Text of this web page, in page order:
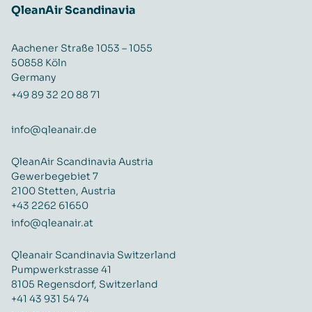
QleanAir Scandinavia
Aachener Straße 1053 – 1055
50858 Köln
Germany
+49 89 32 20 88 71
info@qleanair.de
QleanAir Scandinavia Austria
Gewerbegebiet 7
2100 Stetten, Austria
+43 2262 61650
info@qleanair.at
Qleanair Scandinavia Switzerland
Pumpwerkstrasse 41
8105 Regensdorf, Switzerland
+41 43 931 54 74